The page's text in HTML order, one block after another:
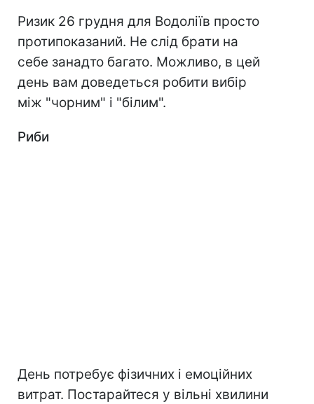
Ризик 26 грудня для Водоліїв просто
протипоказаний. Не слід брати на
себе занадто багато. Можливо, в цей
день вам доведеться робити вибір
між "чорним" і "білим".
Риби
День потребує фізичних і емоційних
витрат. Постарайтеся у вільні хвилини